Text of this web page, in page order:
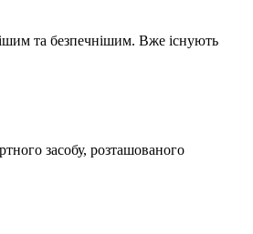
та безпечнішим. Вже існують
засобу, розташованого